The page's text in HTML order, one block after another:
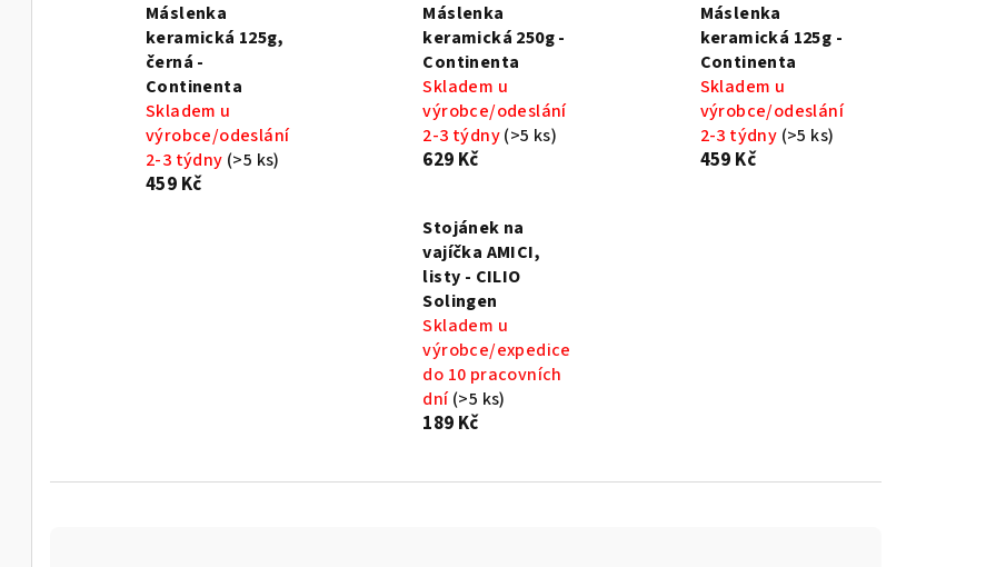
Máslenka
keramická 125g,
černá -
Continenta
Skladem u
výrobce/odeslání
2-3 týdny (>5 ks)
459 Kč
Máslenka
keramická 250g -
Continenta
Skladem u
výrobce/odeslání
2-3 týdny(>5 ks)
629 Kč
Máslenka
keramická 125g -
Continenta
Skladem u
výrobce/odeslání
2-3 týdny (>5 ks)
459 Kč
Stojánek na
vajíčka AMICI,
listy - CILIO
Solingen
Skladem u
výrobce/expedice
do 10 pracovních
dní(>5 ks)
189 Kč